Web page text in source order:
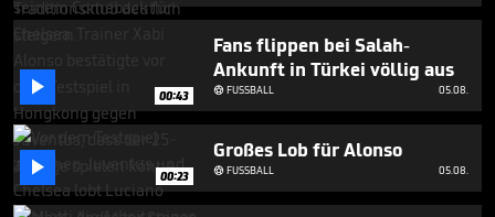
 00:43
Fans flippen bei Salah-
Ankunft in Türkei völlig aus
FUSSBALL 05.08.
 00:23
Großes Lob für Alonso
FUSSBALL 05.08.